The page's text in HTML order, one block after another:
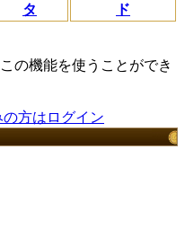
タ
ド
の機能を使うことができ
方はログイン